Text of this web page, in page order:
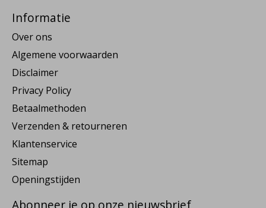
Informatie
Over ons
Algemene voorwaarden
Disclaimer
Privacy Policy
Betaalmethoden
Verzenden & retourneren
Klantenservice
Sitemap
Openingstijden
Abonneer je op onze nieuwsbrief